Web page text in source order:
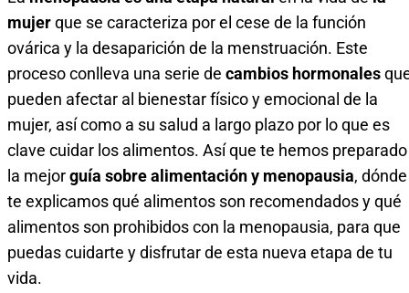
mujerque se caracteriza por el cese de la función
ovárica y la desaparición de la menstruación. Este
proceso conlleva una serie de cambios hormonales
pueden afectar al bienestar físico y emocional de la
mujer, así como a su salud a largo plazo por lo que es
clave cuidar los alimentos. Así que te hemos preparado
la mejorguía sobre alimentación y menopausia, dónde
te explicamos qué alimentos son recomendados y qué
alimentos son prohibidos con la menopausia, para que
puedas cuidarte y disfrutar de esta nueva etapa de tu
vida.